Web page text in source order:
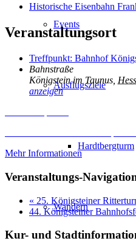
Events
Ausflugsziele
Hardtbergturm
Wandern
Historische Eisenbahn
Veranstaltungsort
Treffpunkt: Bahnhof
Bahnstraße
Königstein im Taunus
anzeigen
Mehr Informationen
Veranstaltungs-
« 25. Königsteiner
44. Königsteiner
Kur- und